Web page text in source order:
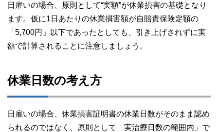
日雇いの場合、原則として“実額”が休業損害の基礎となり
ます。仮に1日あたりの休業損害額が自賠責保険定額の
「5,700円」以下であったとしても、引き上げされずに実
額で計算されることに注意しましょう。
休業日数の考え方
日雇いの場合、休業損害証明書の休業日数がそのまま認め
られるのではなく、原則として「実治療日数の範囲内」で